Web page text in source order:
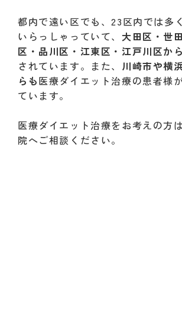
都内で遠い区でも、23区内では多
いらっしゃっていて、大田区・世
区・品川区・江東区・江戸川区か
されています。また、 川崎市や横
らも医療ダイエット治療の患者様
ています。
医療ダイエット治療をお考えの方
院へご相談ください。